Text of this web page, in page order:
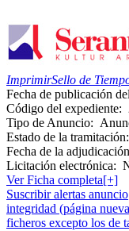
ImprimirSello de
Fecha de publicación
Código del expediente:
Tipo de Anuncio:
Estado de la tramitación:
Fecha de la
Licitación electrónica:
Ver Ficha completa[+]
Suscribir alertas anuncio
integridad (página
ficheros excepto los de